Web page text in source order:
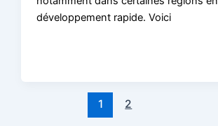
développement rapide. Voici
1 2